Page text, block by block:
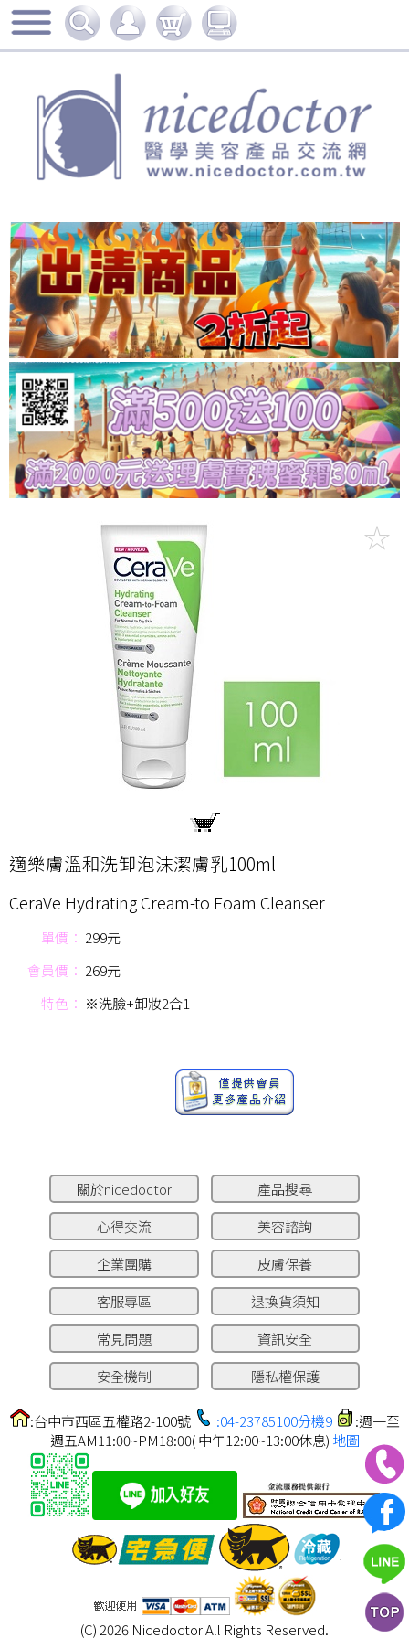
適樂膚溫和洗卸泡沫潔膚乳100ml
CeraVe Hydrating Cream-to Foam Cleanser
單價： 299元
會員價： 269元
特色： ※洗臉+卸妝2合1
關於nicedoctor
產品搜尋
心得交流
美容諮詢
企業團購
皮膚保養
客服專區
退換貨須知
常見問題
資訊安全
安全機制
隱私權保護
:台中市西區五權路2-100號 :04-23785100分機9
:週一至
週五AM11:00~PM18:00( 中午12:00~13:00休息) 地圖
(C) 2026 Nicedoctor All Rights Reserved.